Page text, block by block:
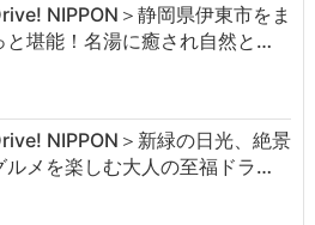
NIPPON＞静岡県伊東市をま
と堪能！名湯に癒され自然と…
NIPPON＞新緑の日光、絶景
ルメを楽しむ大人の至福ドラ…